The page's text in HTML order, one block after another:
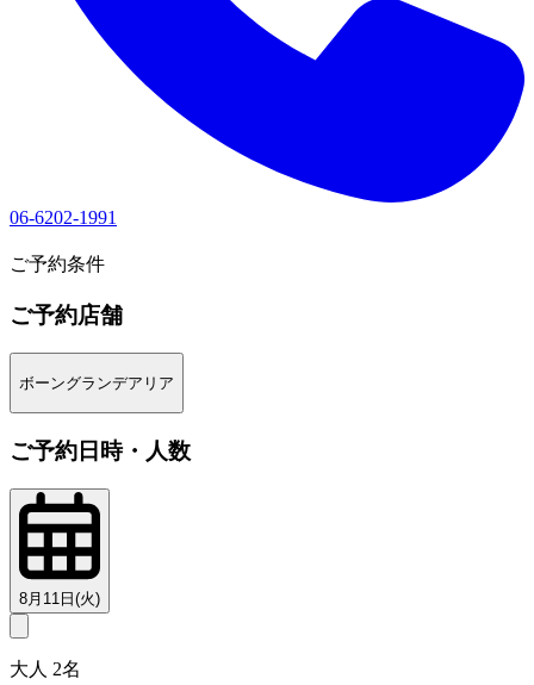
06-6202-1991
ご予約条件
ご予約店舗
ボーングランデアリア
ご予約日時・人数
8月11日(火)
大人 2名